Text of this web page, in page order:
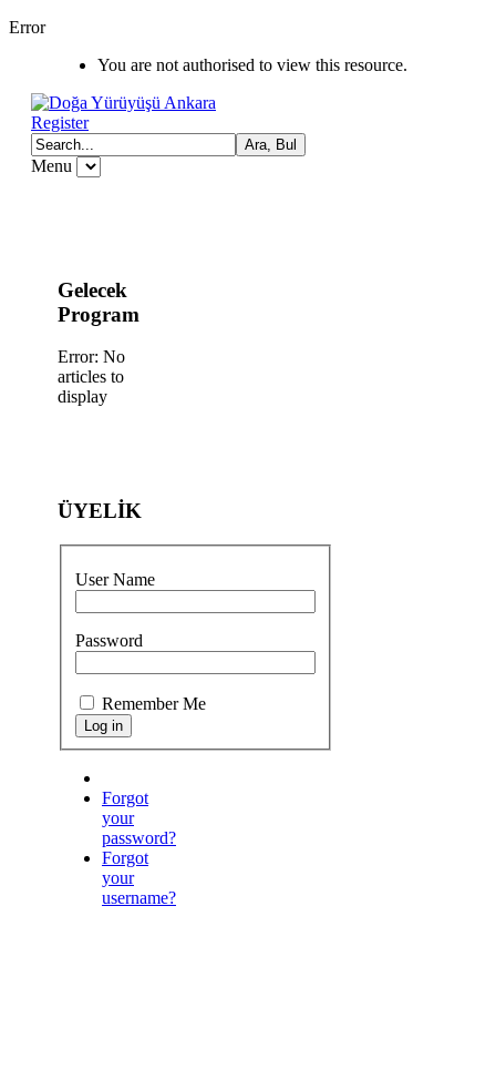
Error
You are not authorised to view this resource.
Register
Menu
Gelecek
Program
Error: No
articles to
display
ÜYELİK
User Name
Password
Remember Me
Forgot
your
password?
Forgot
your
username?